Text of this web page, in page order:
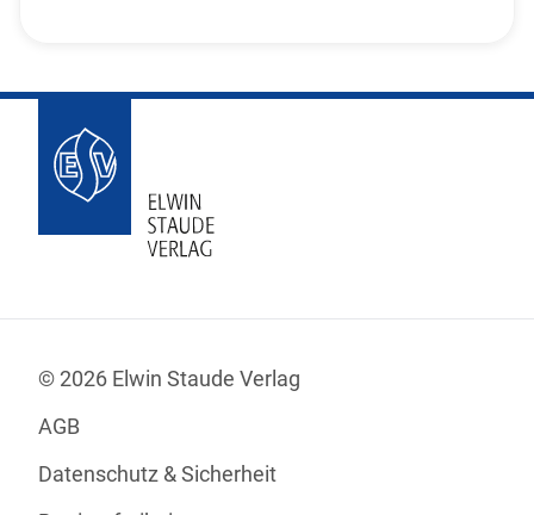
© 2026 Elwin Staude Verlag
AGB
Datenschutz & Sicherheit